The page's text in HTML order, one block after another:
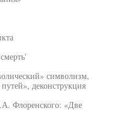
символизм,
деконструкция
Флоренского: «Две